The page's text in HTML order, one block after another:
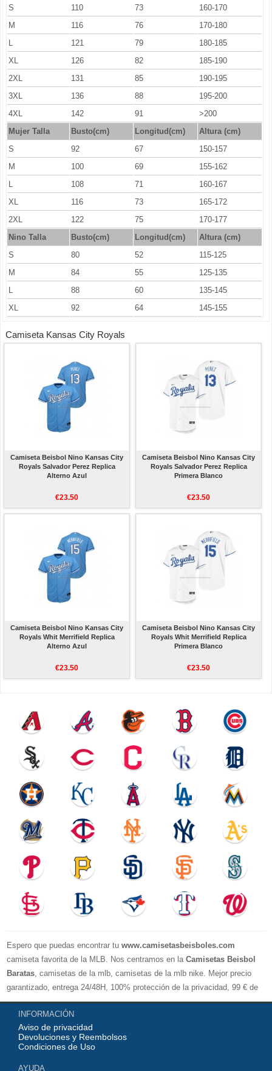
S
110 73
160-170
M
116 76
170-180
L
121 79
180-185
XL
126 82
185-190
2XL
131 85
190-195
3XL
136 88
195-200
4XL
142 91
>200
Mujer Talla
Busto(cm) Longitud(cm)
Altura (cm)
S
92 67
150-157
M
100 69
155-162
L
108 71
160-167
XL
116 73
165-172
2XL
122 75
170-177
Nino Talla
Busto(cm) Longitud(cm)
Altura (cm)
S
80 52
115-125
M
84 55
125-135
L
88 60
135-145
XL
92 64 145-155
Camiseta Kansas City Royals
Camiseta Beisbol Nino Kansas City
Royals Salvador Perez Replica
Alterno Azul
€23.50
Camiseta Beisbol Nino Kansas City
Royals Salvador Perez Replica
Primera Blanco
€23.50
Camiseta Beisbol Nino Kansas City
Royals Whit Merrifield Replica
Alterno Azul
€23.50
Camiseta Beisbol Nino Kansas City
Royals Whit Merrifield Replica
Primera Blanco
€23.50
Espero que puedas encontrar tu www.camisetasbeisboles.com
camiseta favorita de la MLB. Nos centramos en la Camisetas Beisbol
Baratas, camisetas de la mlb, camisetas de la mlb nike. Mejor precio
garantizado, entrega 24/48H, 100% protección de la privacidad, 99 € de
compra El envío es gratuito, asistencia para devoluciones y reembolsos,
no lo dude, no compre. Servicio cómodo y cortés, bienvenido a su
pedido.
INFORMACIÓN
Aviso de privacidad
Devoluciones y Reembolsos
Condiciones de Uso
AYUDA